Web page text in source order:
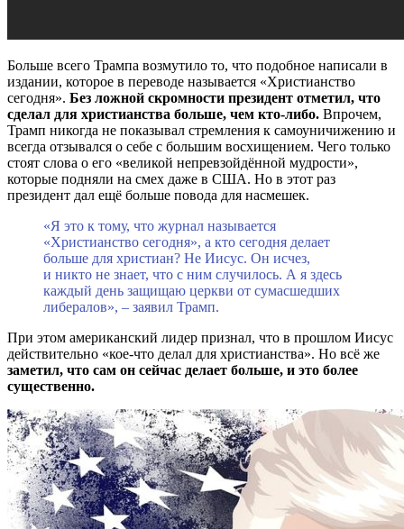
Больше всего Трампа возмутило то, что подобное написали в
издании, которое в переводе называется «Христианство
сегодня». Без ложной скромности президент отметил, что
сделал для христианства больше, чем кто-либо. Впрочем,
Трамп никогда не показывал стремления к самоуничижению и
всегда отзывался о себе с большим восхищением. Чего только
стоят слова о его «великой непревзойдённой мудрости»,
которые подняли на смех даже в США. Но в этот раз
президент дал ещё больше повода для насмешек.
«Я это к тому, что журнал называется
«Христианство сегодня», а кто сегодня делает
больше для христиан? Не Иисус. Он исчез,
и никто не знает, что с ним случилось. А я здесь
каждый день защищаю церкви от сумасшедших
либералов», – заявил Трамп.
При этом американский лидер признал, что в прошлом Иисус
действительно «кое-что делал для христианства». Но всё же
заметил, что сам он сейчас делает больше, и это более
существенно.